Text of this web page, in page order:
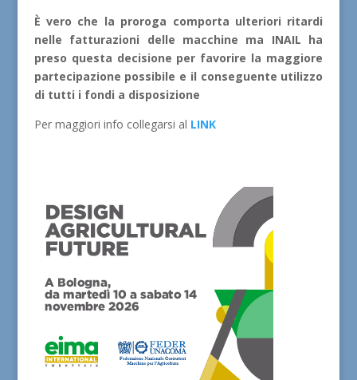
È vero che la proroga comporta ulteriori ritardi
nelle fatturazioni delle macchine ma INAIL ha
preso questa decisione per favorire la maggiore
partecipazione possibile e il conseguente utilizzo
di tutti i fondi a disposizione
Per maggiori info collegarsi al LINK